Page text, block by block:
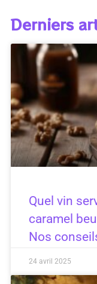
Derniers
Quel vin
caramel
Nos
24 avril 2025